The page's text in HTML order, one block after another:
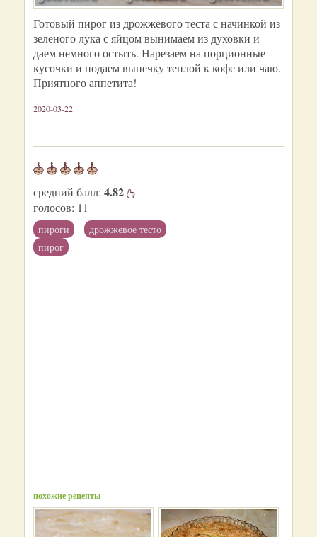
Готовый пирог из дрожжевого теста с начинкой из
зеленого лука с яйцом вынимаем из духовки и
даем немного остыть. Нарезаем на порционные
кусочки и подаем выпечку теплой к кофе или чаю.
Приятного аппетита!
2020-03-22
средний балл: 4.82
голосов: 11
пироги
дрожжевое тесто
пирог
похожие рецепты